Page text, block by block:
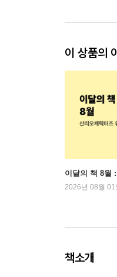
이 상품의
이달의 책 8월
2026년 08월 01
책소개